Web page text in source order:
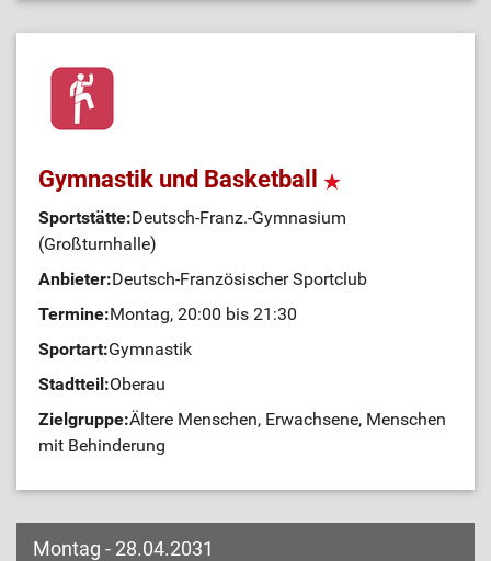
Gymnastik und Basketball
Sportstätte:Deutsch-Franz.-Gymnasium
(Großturnhalle)
Anbieter:Deutsch-Französischer Sportclub
Termine:Montag, 20:00 bis 21:30
Sportart:Gymnastik
Stadtteil:Oberau
Zielgruppe:Ältere Menschen, Erwachsene, Menschen
mit Behinderung
Montag - 28.04.2031